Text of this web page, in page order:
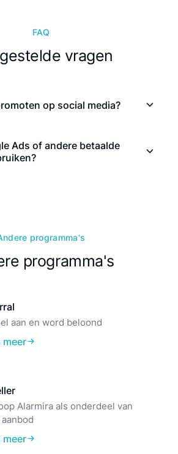
FAQ
vragen
op social media?
Ads of andere betaalde
programma's
programma's
aan en word beloond
meer
Alarmira als onderdeel van
meer